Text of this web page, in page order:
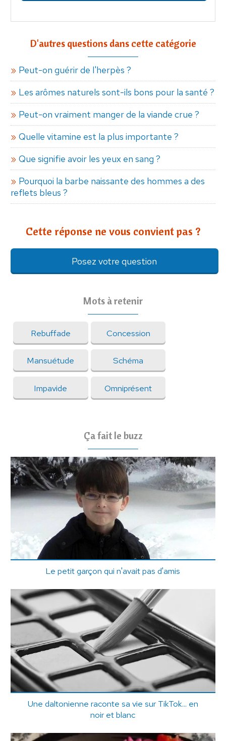
D'autres questions dans cette catégorie
Peut-on guérir de l'herpès ?
Les arômes naturels sont-ils bons pour la santé ?
Peut-on vraiment manger de la viande crue ?
Quelle vitamine est la plus importante ?
Que signifie avoir les yeux en sang ?
Pourquoi la barbe naissante des hommes a des
reflets bleus ?
Cette réponse ne vous convient pas ?
Posez votre question
Mots à retenir
Rebuffade Concession
Mansuétude Schéma
Impavide Omniprésent
Ça fait le buzz
Le petit garçon qui n'avait pas d'amis
Une daltonienne raconte sa vie sur TikTok... en
noir et blanc